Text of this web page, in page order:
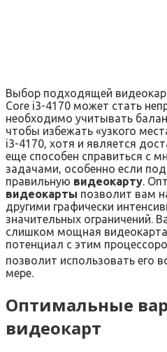
Выбор подходящей
Core i3-4170 может стать
необходимо учитывать
чтобы избежать «узкого
i3-4170‚ хотя и является
еще способен справиться с
задачами‚ особенно если
правильную видеокарту.
видеокарты позволит вам
другими графически
значительных ограничений.
слишком мощная видеокарта
потенциал с этим
позволит использовать его
мере.
Оптимальные
видеокарт